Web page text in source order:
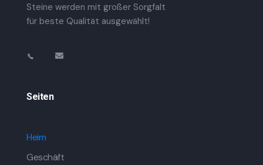
Steine ​​werden mit großer Sorgfalt
für beste Qualität ausgewählt!
Seiten
Heim
Geschäft